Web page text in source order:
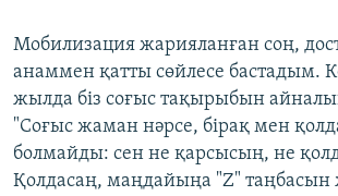
Мобилизация жарияланған соң,
анаммен қатты сөйлесе бастадым.
жылда біз соғыс тақырыбын айналып
"Соғыс жаман нәрсе, бірақ мен
болмайды: сен не қарсысың, не
Қолдасаң, маңдайыңа "Z" таңбасын